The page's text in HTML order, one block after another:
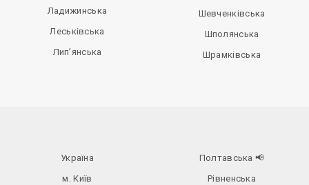
Ладижинська
Леськівська
Лип’янська
Шевченківська
Шполянська
Шрамківська
Україна
м. Київ
Полтавська 📢
Рівненська